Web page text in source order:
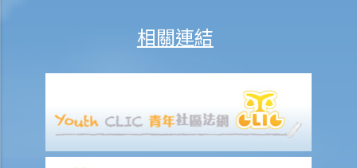
4. 炸彈嚇詐行為（《公安條例》第28條）
5. 使用蒙面物品以阻止識辨身分（《禁止蒙面規例》第3條）
6. 沒有除去蒙面物品（《禁止蒙面規例》第5條）
7. 管有槍械及彈藥（《火器及彈藥條例》第13條）
8. 管有違禁武器（《武器條例》第4條）
9. 在公眾地方管有攻擊性武器（《公安條例》第33條）與有所意圖管有
攻擊性武器等（《簡易程序治罪條例》第17條）有何分別？
相關連結